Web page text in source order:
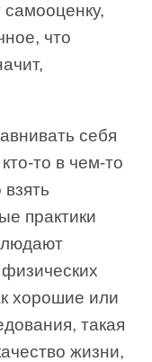
что
себя
то в чем-то
практики
хорошие или
такая
жизни,